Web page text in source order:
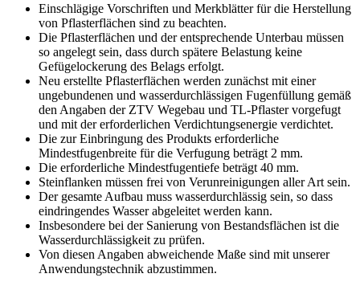
Einschlägige Vorschriften und Merkblätter für die Herstellung
von Pflasterflächen sind zu beachten.
Die Pflasterflächen und der entsprechende Unterbau müssen
so angelegt sein, dass durch spätere Belastung keine
Gefügelockerung des Belags erfolgt.
Neu erstellte Pflasterflächen werden zunächst mit einer
ungebundenen und wasserdurchlässigen Fugenfüllung gemäß
den Angaben der ZTV Wegebau und TL-Pflaster vorgefugt
und mit der erforderlichen Verdichtungsenergie verdichtet.
Die zur Einbringung des Produkts erforderliche
Mindestfugenbreite für die Verfugung beträgt 2 mm.
Die erforderliche Mindestfugentiefe beträgt 40 mm.
Steinflanken müssen frei von Verunreinigungen aller Art sein.
Der gesamte Aufbau muss wasserdurchlässig sein, so dass
eindringendes Wasser abgeleitet werden kann.
Insbesondere bei der Sanierung von Bestandsflächen ist die
Wasserdurchlässigkeit zu prüfen.
Von diesen Angaben abweichende Maße sind mit unserer
Anwendungstechnik abzustimmen.